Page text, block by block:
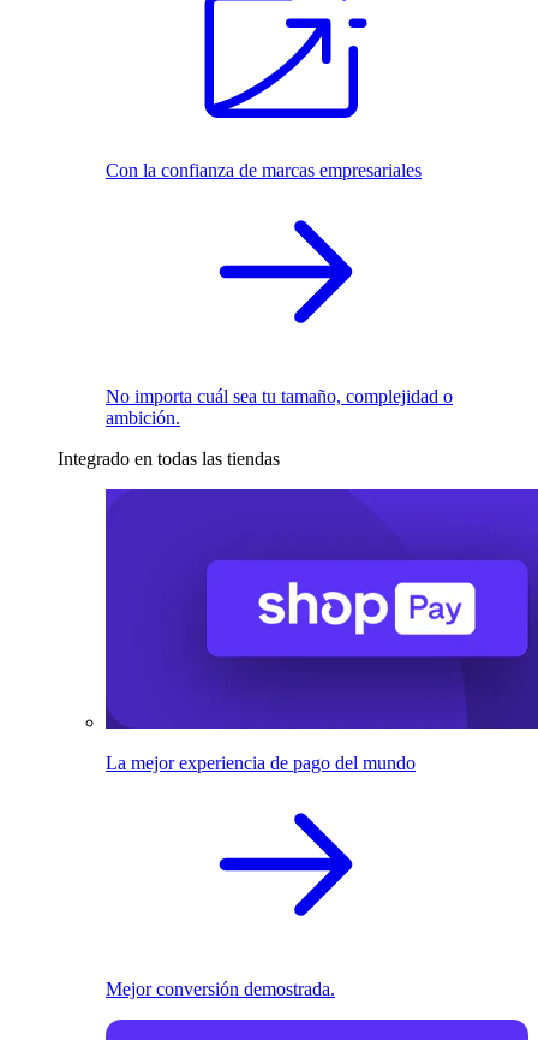
Con la confianza de marcas empresariales
No importa cuál sea tu tamaño, complejidad o
ambición.
Integrado en todas las tiendas
La mejor experiencia de pago del mundo
Mejor conversión demostrada.